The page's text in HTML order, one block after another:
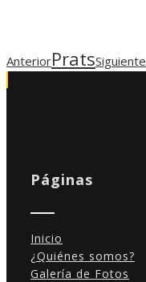
AnteriorPratsSiguiente
Páginas
Inicio
¿Quiénes somos?
Galería de Fotos